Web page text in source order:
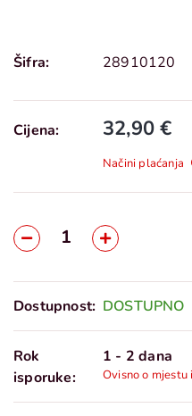
Šifra: 28910120
Cijena: 32,90 €
Načini plaćanja
Dostupnost: DOSTUPNO
Rok
isporuke:
1 - 2 dana
Ovisno o